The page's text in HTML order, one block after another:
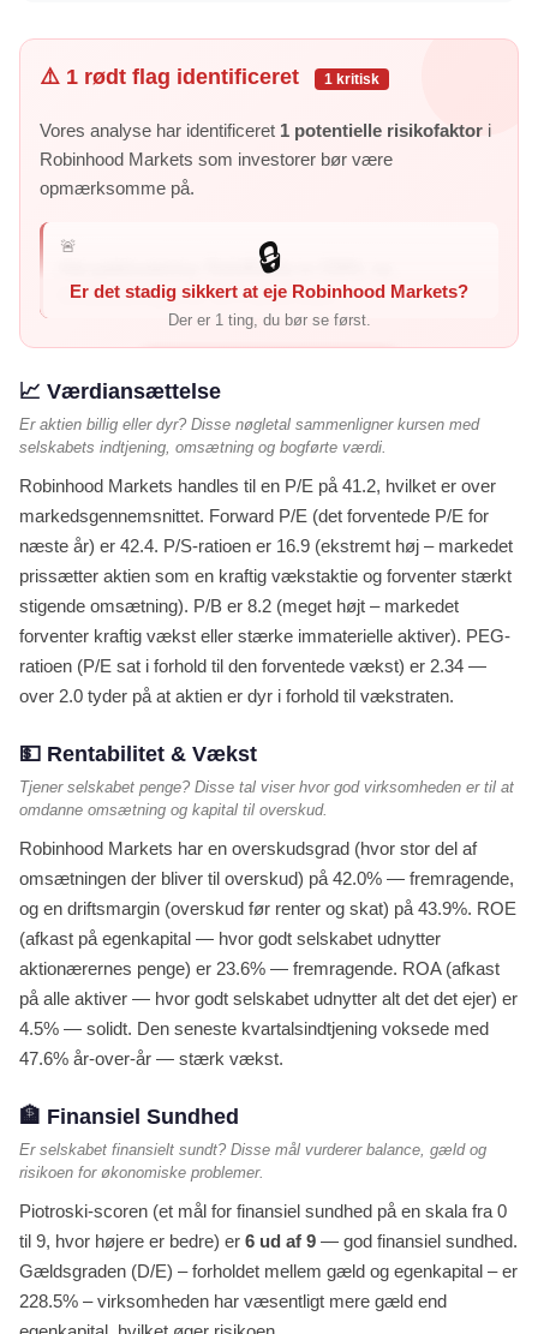
⚠️ 1 rødt flag identificeret 1 kritisk
Vores analyse har identificeret 1 potentielle risikofaktor i
Robinhood Markets som investorer bør være
opmærksomme på.
🚨
Høj gældssætning: Debt/Equity er 228%, og
rentedækningen er -6,7× (hvor man...
🔒
Er det stadig sikkert at eje Robinhood Markets?
Der er 1 ting, du bør se først.
📈 Værdiansættelse
Er aktien billig eller dyr? Disse nøgletal sammenligner kursen med
selskabets indtjening, omsætning og bogførte værdi.
Robinhood Markets handles til en P/E på 41.2, hvilket er over
markedsgennemsnittet. Forward P/E (det forventede P/E for
næste år) er 42.4. P/S-ratioen er 16.9 (ekstremt høj – markedet
prissætter aktien som en kraftig vækstaktie og forventer stærkt
stigende omsætning). P/B er 8.2 (meget højt – markedet
forventer kraftig vækst eller stærke immaterielle aktiver). PEG-
ratioen (P/E sat i forhold til den forventede vækst) er 2.34 —
over 2.0 tyder på at aktien er dyr i forhold til vækstraten.
💵 Rentabilitet & Vækst
Tjener selskabet penge? Disse tal viser hvor god virksomheden er til at
omdanne omsætning og kapital til overskud.
Robinhood Markets har en overskudsgrad (hvor stor del af
omsætningen der bliver til overskud) på 42.0% — fremragende,
og en driftsmargin (overskud før renter og skat) på 43.9%. ROE
(afkast på egenkapital — hvor godt selskabet udnytter
aktionærernes penge) er 23.6% — fremragende. ROA (afkast
på alle aktiver — hvor godt selskabet udnytter alt det det ejer) er
4.5% — solidt. Den seneste kvartalsindtjening voksede med
47.6% år-over-år — stærk vækst.
🏦 Finansiel Sundhed
Er selskabet finansielt sundt? Disse mål vurderer balance, gæld og
risikoen for økonomiske problemer.
Piotroski-scoren (et mål for finansiel sundhed på en skala fra 0
til 9, hvor højere er bedre) er 6 ud af 9 — god finansiel sundhed.
Gældsgraden (D/E) – forholdet mellem gæld og egenkapital – er
228.5% – virksomheden har væsentligt mere gæld end